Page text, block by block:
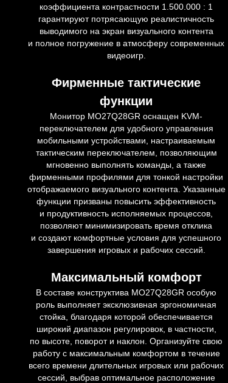
коэффициента контрастности 1.500.000 : 1
гарантируют потрясающую реалистичность
выводимого на экран визуального контента
и полное погружение в атмосферу современных
видеоигр.
Фирменные тактические
функции
Монитор MO27Q28GR оснащен KVM-
переключателем для удобного управления
мобильными устройствами, настраиваемым
тактическим переключателем, позволяющим
мгновенно выполнять команды, а также
фирменными профилями для тонкой настройки
отображаемого визуального контента. Указанные
функции призваны повысить эффективность
и продуктивность исполняемых процессов,
позволяют минимизировать время отклика
и создают комфортные условия для успешного
завершения игровых и рабочих сессий.
Максимальный комфорт
В составе конструктива MO27Q28GR особую
роль выполняет эксклюзивная эргономичная
стойка, благодаря которой обеспечивается
широкий диапазон регулировок, в частности,
по высоте, поворот и наклон. Организуйте свою
работу с максимальным комфортом в течение
всего времени длительных игровых или рабочих
сессий, выбрав оптимальное расположение